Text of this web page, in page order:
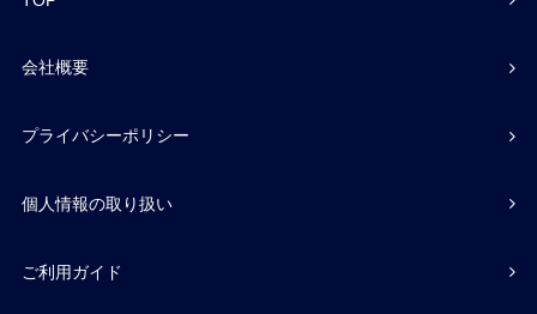
会社概要
プライバシーポリシー
個人情報の取り扱い
ご利用ガイド